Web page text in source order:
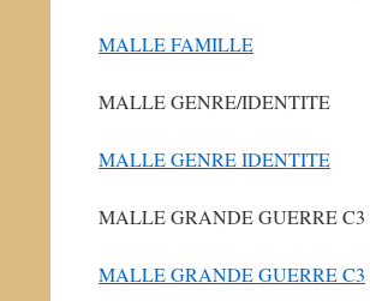
MALLE FAMILLE
MALLE GENRE/IDENTITE
MALLE GENRE IDENTITE
MALLE GRANDE GUERRE C3
MALLE GRANDE GUERRE C3